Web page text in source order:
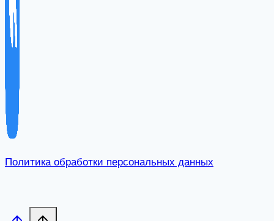
Политика обработки персональных данных